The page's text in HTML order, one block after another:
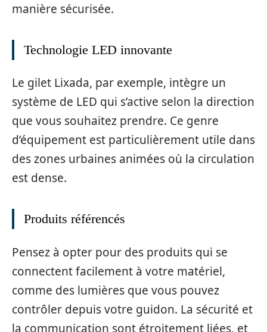
manière sécurisée.
Technologie LED innovante
Le gilet Lixada, par exemple, intègre un
système de LED qui s’active selon la direction
que vous souhaitez prendre. Ce genre
d’équipement est particulièrement utile dans
des zones urbaines animées où la circulation
est dense.
Produits référencés
Pensez à opter pour des produits qui se
connectent facilement à votre matériel,
comme des lumières que vous pouvez
contrôler depuis votre guidon. La sécurité et
la communication sont étroitement liées, et